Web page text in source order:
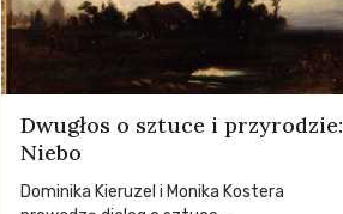
Dwugłos o sztuce i przyrodzie:
Niebo
Dominika Kieruzel i Monika Kostera